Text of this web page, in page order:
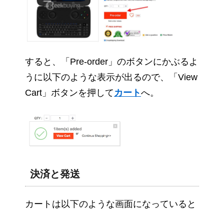
すると、「Pre-order」のボタンにかぶるよ
うに以下のような表示が出るので、「View
Cart」ボタンを押してカートへ。
決済と発送
カートは以下のような画面になっていると